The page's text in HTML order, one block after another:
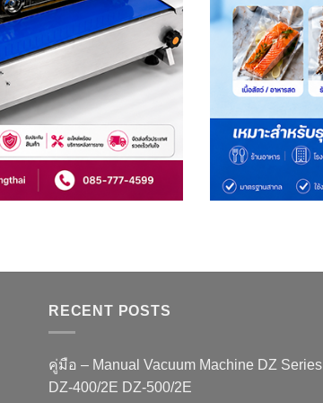
RECENT POSTS
คู่มือ – Manual Vacuum Machine DZ Series
DZ-400/2E DZ-500/2E